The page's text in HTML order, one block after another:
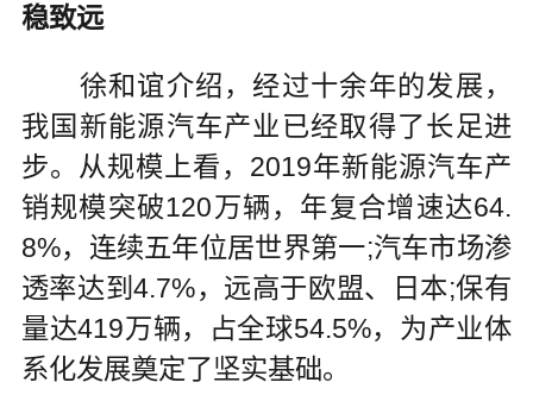
稳致远
徐和谊介绍，经过十余年的发展，
我国新能源汽车产业已经取得了长足进
步。从规模上看，2019年新能源汽车产
销规模突破120万辆，年复合增速达64.
8%，连续五年位居世界第一;汽车市场渗
透率达到4.7%，远高于欧盟、日本;保有
量达419万辆，占全球54.5%，为产业体
系化发展奠定了坚实基础。